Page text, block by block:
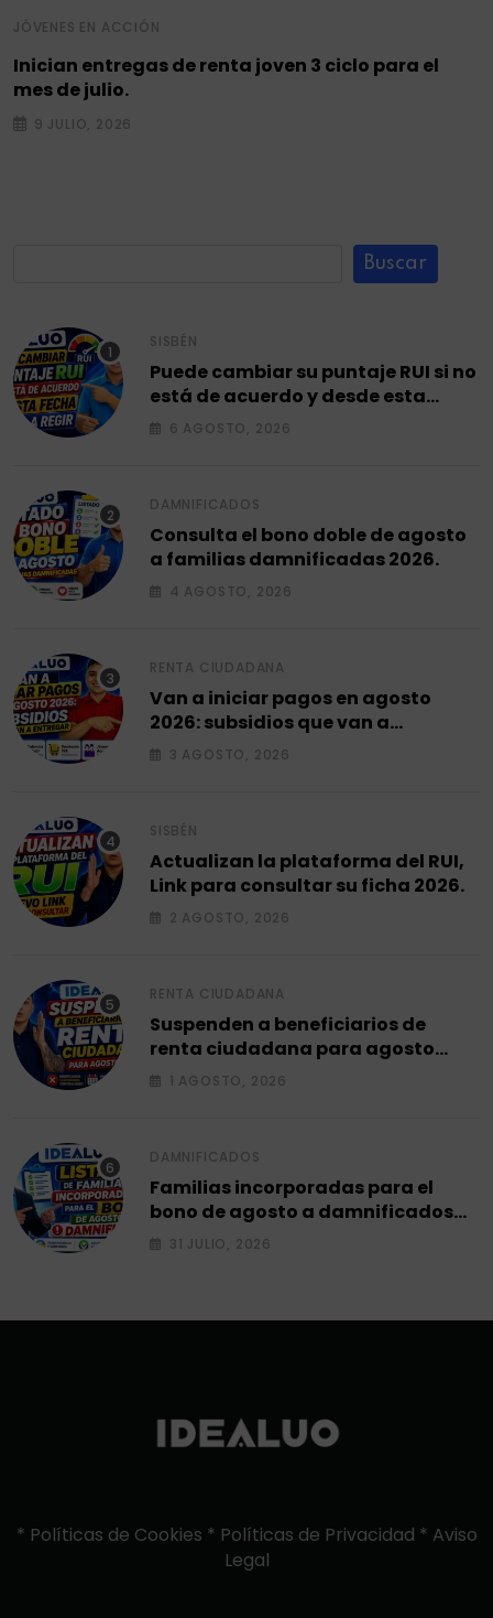
JÓVENES EN ACCIÓN
Inician entregas de renta joven 3 ciclo para el
mes de julio.
9 JULIO, 2026
Buscar
SISBÉN
Puede cambiar su puntaje RUI si no
está de acuerdo y desde esta
fecha empieza a regir en el 2026.
6 AGOSTO, 2026
DAMNIFICADOS
Consulta el bono doble de agosto
a familias damnificadas 2026.
4 AGOSTO, 2026
RENTA CIUDADANA
Van a iniciar pagos en agosto
2026: subsidios que van a
entregar.
3 AGOSTO, 2026
SISBÉN
Actualizan la plataforma del RUI,
Link para consultar su ficha 2026.
2 AGOSTO, 2026
RENTA CIUDADANA
Suspenden a beneficiarios de
renta ciudadana para agosto
2026.
1 AGOSTO, 2026
DAMNIFICADOS
Familias incorporadas para el
bono de agosto a damnificados
2026.
31 JULIO, 2026
* Políticas de Cookies * Políticas de Privacidad * Aviso
Legal